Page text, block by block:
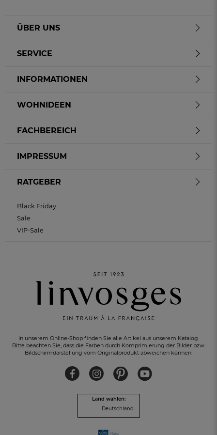
KOSTENLOSER RÜCKVERSANDinnerhalb von 30 Tagen
In unserem Online-Shop finden Sie alle Artikel aus unserem Katalog.
Bitte beachten Sie, dass die Farben durch Komprimierung der Bilder bzw.
Bildschirmdarstellung vom Originalprodukt abweichen können.
Land wählen:
Deutschland
ÜBER UNS
SERVICE
INFORMATIONEN
WOHNIDEEN
FACHBEREICH
IMPRESSUM
RATGEBER
Black Friday
Sale
VIP-Sale